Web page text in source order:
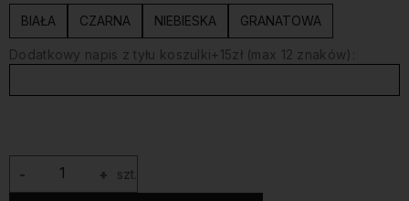
BIAŁA
CZARNA NIEBIESKA GRANATOWA
Dodatkowy napis z tyłu koszulki+15zł (max 12 znaków):
+
- szt.